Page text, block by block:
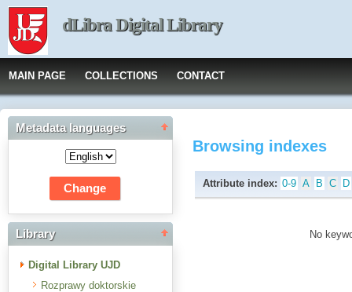
dLibra Digital Library
MAIN PAGE COLLECTIONS CONTACT
Metadata languages
Library
Digital Library UJD
Rozprawy doktorskie
Browsing indexes
Attribute index: 0-9 A B C D
No